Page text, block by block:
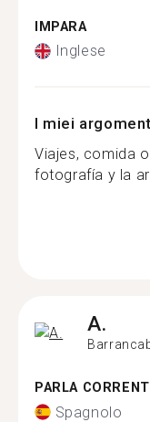
IMPARA
Inglese
I miei
Viajes, comida
fotografía y la
A.
PARLA
Spagnolo